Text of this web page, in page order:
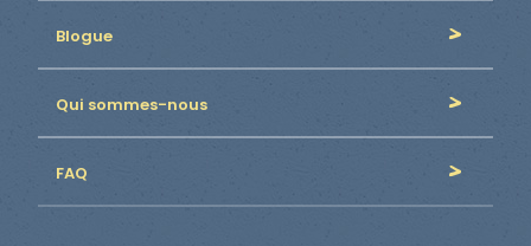
Blogue
Qui sommes-nous
FAQ